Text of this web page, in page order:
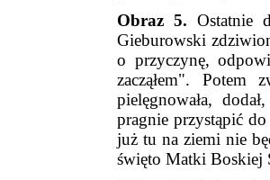
Obraz 5. Ostatnie
Gieburowski
o przyczynę,
zacząłem".
pielęgnowała,
pragnie przystąpić
już tu na ziemi nie
święto Matki Boskiej